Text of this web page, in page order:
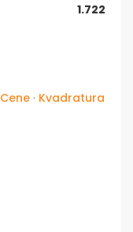
1.722
Cene · Kvadratura